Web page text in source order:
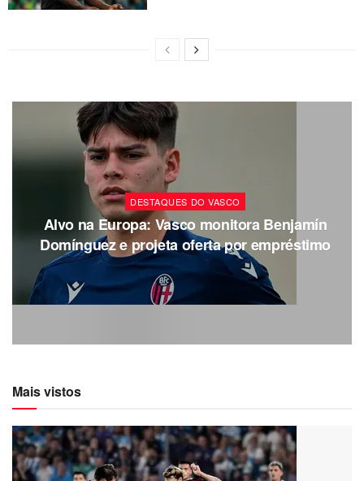
DESTAQUES DO VASCO
Alvo na Europa: Vasco monitora Benjamín
Domínguez e projeta oferta por empréstimo
Mais vistos